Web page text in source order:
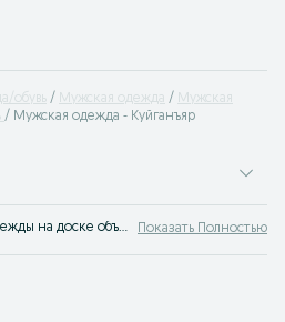
обувь Мужская одежда
Мужская
Мужская одежда - Куйганъяр
Продажа стильной мужской одежды на доске объявлений OLX.uz Куйганъяр. Покупайте модную одежду для мужчин по лучшим ценам на OLX (ранее Torg)! Показать Полностью